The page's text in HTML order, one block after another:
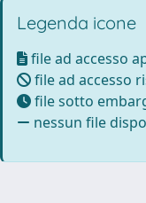
Legenda icone
file ad accesso
file ad accesso
file sotto
nessun file